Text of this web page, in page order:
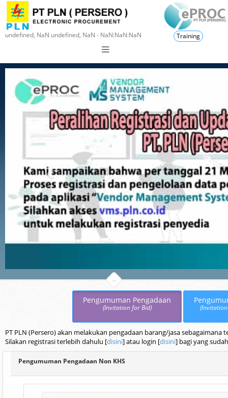
undefined, NaN undefined, NaN - NaN:NaN:NaN Training
Pengumuman Pengadaan
(Invitation for Bid)
PT PLN (Persero) akan melakukan pengadaan barang/jasa
Silakan registrasi terlebih dahulu [disini] atau login [disini] bagi yang
Pengumuman Pengadaan Non KHS